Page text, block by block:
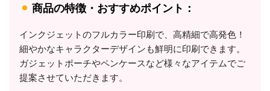
商品の特徴・おすすめポイント：
インクジェットのフルカラー印刷で、高精細で高発色！
細やかなキャラクターデザインも鮮明に印刷できます。
ガジェットポーチやペンケースなど様々なアイテムでご
提案させていただきます。